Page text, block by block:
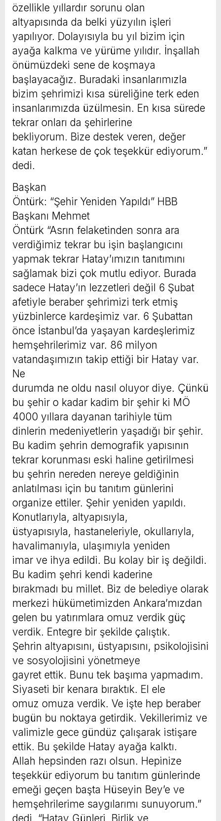
özellikle yıllardır sorunu olan
altyapısında da belki yüzyılın işleri
yapılıyor. Dolayısıyla bu yıl bizim için
ayağa kalkma ve yürüme yılıdır. İnşallah
önümüzdeki sene de koşmaya
başlayacağız. Buradaki insanlarımızla
bizim şehrimizi kısa süreliğine terk eden
insanlarımızda üzülmesin. En kısa sürede
tekrar onları da şehirlerine
bekliyorum. Bize destek veren, değer
katan herkese de çok teşekkür ediyorum.”
dedi.
Başkan
Öntürk: “Şehir Yeniden Yapıldı” HBB
Başkanı Mehmet
Öntürk “Asrın felaketinden sonra ara
verdiğimiz tekrar bu işin başlangıcını
yapmak tekrar Hatay’ımızın tanıtımını
sağlamak bizi çok mutlu ediyor. Burada
sadece Hatay’ın lezzetleri değil 6 Şubat
afetiyle beraber şehrimizi terk etmiş
yüzbinlerce kardeşimiz var. 6 Şubattan
önce İstanbul’da yaşayan kardeşlerimiz
hemşehrilerimiz var. 86 milyon
vatandaşımızın takip ettiği bir Hatay var.
Ne
durumda ne oldu nasıl oluyor diye. Çünkü
bu şehir o kadar kadim bir şehir ki MÖ
4000 yıllara dayanan tarihiyle tüm
dinlerin medeniyetlerin yaşadığı bir şehir.
Bu kadim şehrin demografik yapısının
tekrar korunması eski haline getirilmesi
bu şehrin nereden nereye geldiğinin
anlatılması için bu tanıtım günlerini
organize ettiler. Şehir yeniden yapıldı.
Konutlarıyla, altyapısıyla,
üstyapısıyla, hastaneleriyle, okullarıyla,
havalimanıyla, ulaşımıyla yeniden
imar ve ihya edildi. Bu kolay bir iş değildi.
Bu kadim şehri kendi kaderine
bırakmadı bu millet. Biz de belediye olarak
merkezi hükümetimizden Ankara’mızdan
gelen bu yatırımlara omuz verdik güç
verdik. Entegre bir şekilde çalıştık.
Şehrin altyapısını, üstyapısını, psikolojisini
ve sosyolojisini yönetmeye
gayret ettik. Bunu tek başıma yapmadım.
Siyaseti bir kenara bıraktık. El ele
omuz omuza verdik. Ve işte hep beraber
bugün bu noktaya getirdik. Vekillerimiz ve
valimizle gece gündüz çalışarak istişare
ettik. Bu şekilde Hatay ayağa kalktı.
Allah hepsinden razı olsun. Hepinize
teşekkür ediyorum bu tanıtım günlerinde
emeği geçen başta Hüseyin Bey’e ve
hemşehrilerime saygılarımı sunuyorum.”
dedi. “Hatay Günleri, Birlik ve